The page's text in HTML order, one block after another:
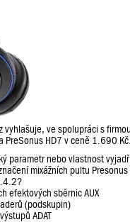
vyhlašuje, ve spolupráci s firmou
PreSonus HD7 v ceně 1.690 Kč.
parametr nebo vlastnost
mixážních pultu
efektových sběrnic AUX
(podskupin)
ADAT